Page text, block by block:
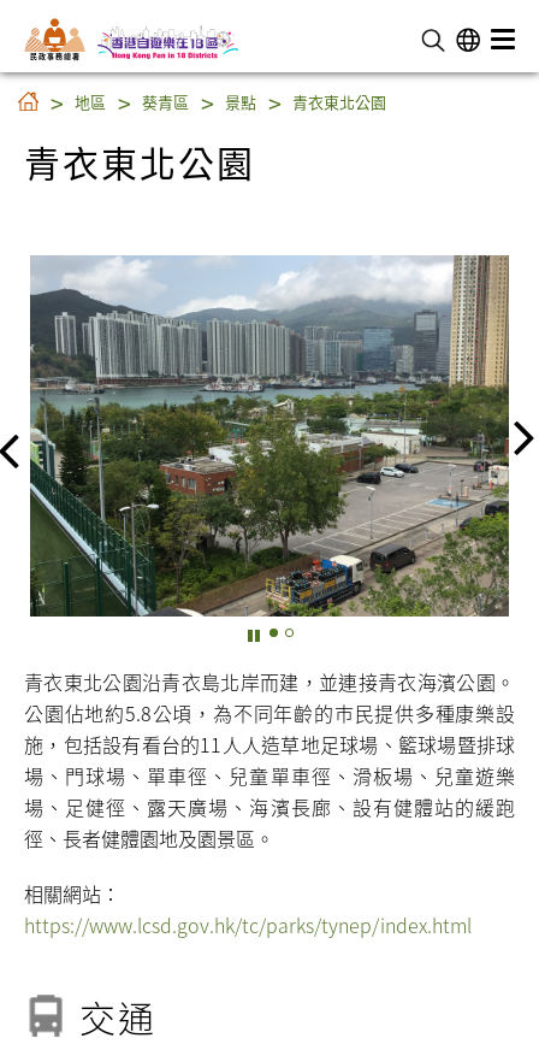
民 政 事 務 總 署
青衣東北公園
地區 葵青區 景點 青衣東北公園
青衣東北公園
青衣東北公園沿青衣島北岸而建，並連接青衣海濱公園。
公園佔地約5.8公頃，為不同年齡的巿民提供多種康樂設
施，包括設有看台的11人人造草地足球場、籃球場暨排球
場、門球場、單車徑、兒童單車徑、滑板場、兒童遊樂
場、足健徑、露天廣場、海濱長廊、設有健體站的緩跑
徑、長者健體園地及園景區。
相關網站：
https://www.lcsd.gov.hk/tc/parks/tynep/index.html
交通